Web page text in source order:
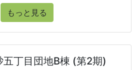
もっと見る
丁目団地B棟 (第2期)